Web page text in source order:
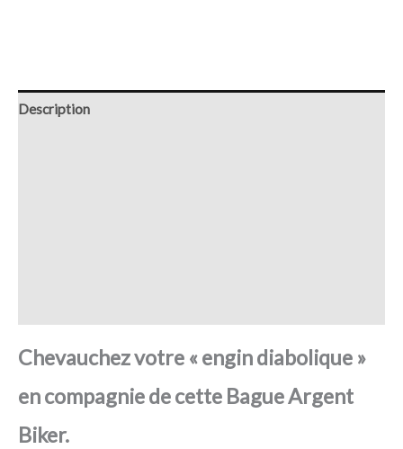
Description
Chevauchez votre « engin diabolique »
en compagnie de cette Bague Argent
Biker.